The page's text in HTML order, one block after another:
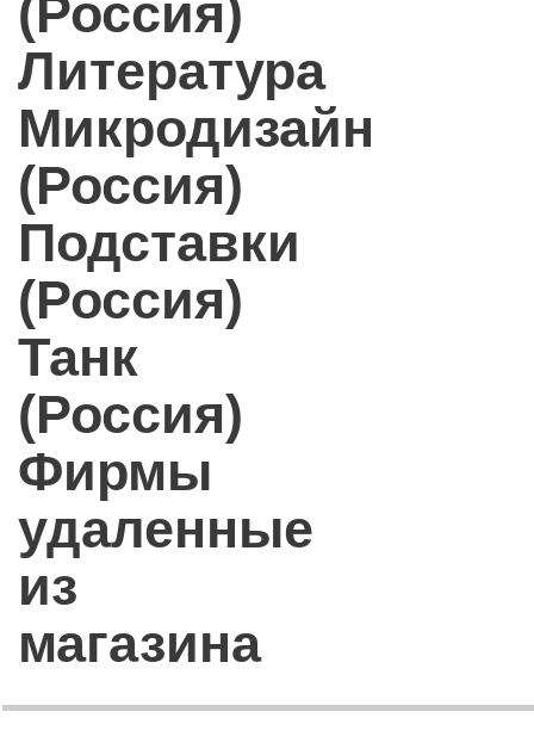
(Россия)
Литература
Микродизайн
(Россия)
Подставки
(Россия)
Танк
(Россия)
Фирмы
удаленные
из
магазина